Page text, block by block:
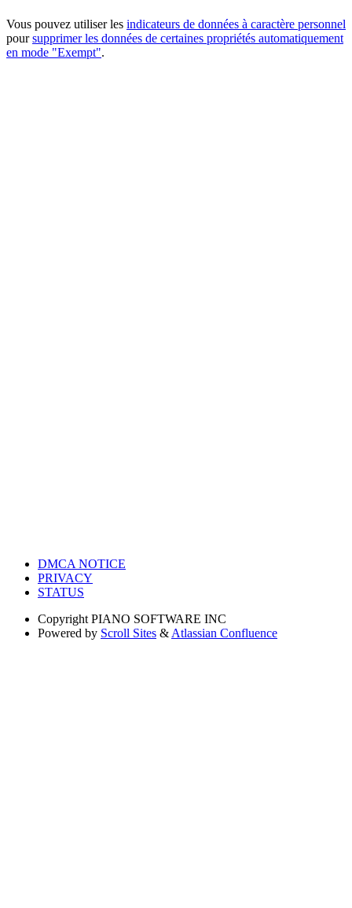
Vous pouvez utiliser les indicateurs de données à caractère personnel
poursupprimer les données de certaines propriétés automatiquement
en mode "Exempt".
DMCA NOTICE
PRIVACY
STATUS
Copyright PIANO SOFTWARE INC
Powered by Scroll Sites & Atlassian Confluence